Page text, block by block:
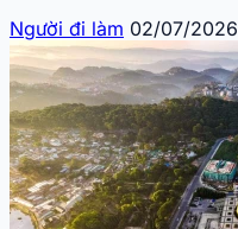
Người đi làm 02/07/2026